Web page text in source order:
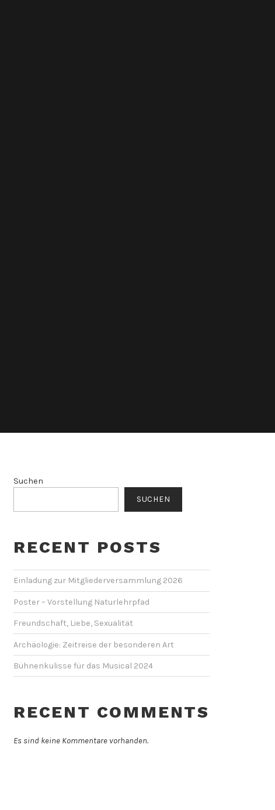
Suchen
SUCHEN
RECENT POSTS
Einladung zur Mitgliederversammlung 2026
Poster – Vorstellung Naturlehrpfad
Freundschaft, Liebe, Sexualität
Archäologie: Zeitreise der besonderen Art
Bühnenkulisse für das Musical 2024
RECENT COMMENTS
Es sind keine Kommentare vorhanden.